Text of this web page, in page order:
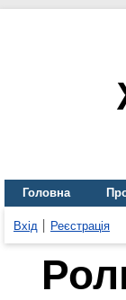
Головна
Вхід Реєстрація